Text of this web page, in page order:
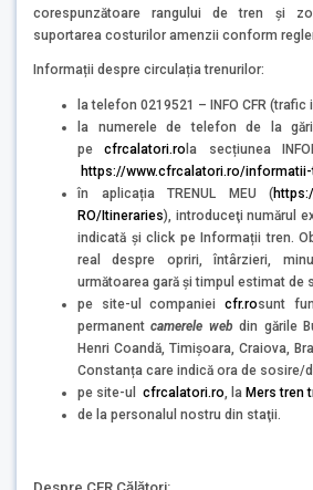
corespunzătoare rangului de tren și
suportarea costurilor amenzii conform
Informații despre circulația trenurilor:
la telefon 0219521 – INFO CFR (trafic
la numerele de telefon de la
pecfrcalatori.ro la secțiunea
https://www.cfrcalatori.ro/
în aplicația TRENUL MEU (
RO/Itineraries), introduceţi numărul
indicată şi click pe Informații tren.
real despre opriri, întârzieri,
următoarea gară şi timpul estimat de
pe site-ul companiei cfr.rosunt
permanentcamerele web din gările
Henri Coandă, Timișoara, Craiova,
Constanța care indică ora de sosire/
pe site-ul cfrcalatori.ro, la Mers tren
de la personalul nostru din staţii.